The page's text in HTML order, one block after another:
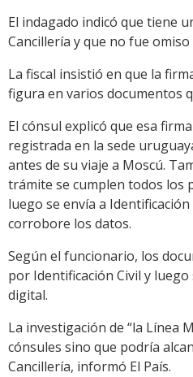
El indagado indicó que tiene
Cancillería y que no fue
La fiscal insistió en que la
figura en varios documentos
El cónsul explicó que esa
registrada en la sede
antes de su viaje a Moscú.
trámite se cumplen todos los
luego se envía a
corrobore los datos.
Según el funcionario, los
por Identificación Civil y
digital.
La investigación de “la Línea
cónsules sino que podría
Cancillería, informó El País.